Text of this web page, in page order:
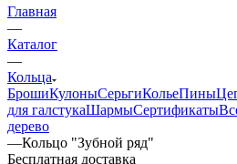
Главная
—
Каталог
—
Кольца
БрошиКулоныСерьгиКольеПины
для галстукаШармыСертификаты
дерево
—Кольцо "Зубной ряд"
Бесплатная доставка